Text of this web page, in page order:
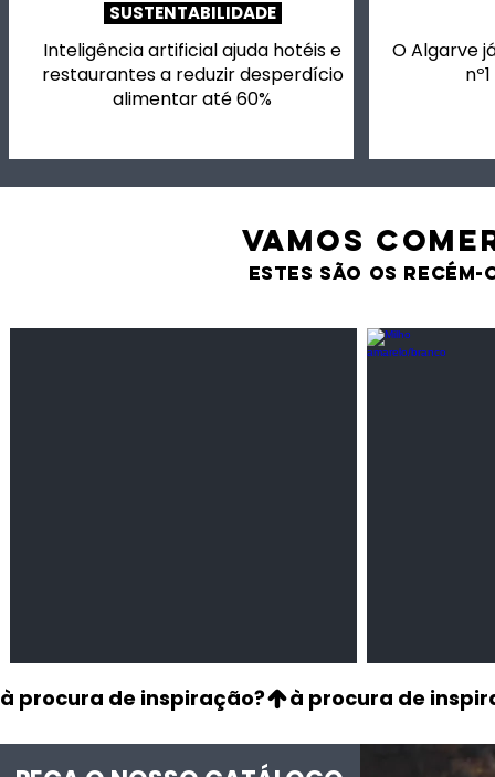
Inteligência artificial ajuda hotéis e
restaurantes a reduzir desperdício
alimentar até 60%
SUSTENTABILIDADE
O Algarve
VAMOS
estes são os recém-
Milho
à procura de inspiração?